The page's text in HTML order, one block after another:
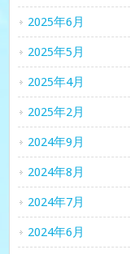
2025年6月
2025年5月
2025年4月
2025年2月
2024年9月
2024年8月
2024年7月
2024年6月